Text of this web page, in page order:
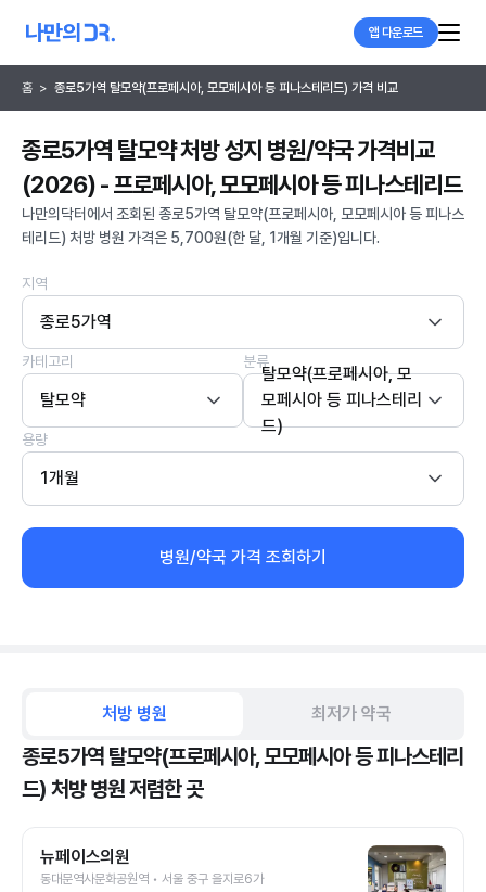
앱 다운로드
홈 > 종로5가역 탈모약(프로페시아, 모모페시아 등 피나스테리드) 가격 비교
종로5가역 탈모약 처방 성지 병원/약국 가격비교
(2026) - 프로페시아, 모모페시아 등 피나스테리드
나만의닥터에서 조회된 종로5가역 탈모약(프로페시아, 모모페시아 등 피나스
테리드) 처방 병원 가격은 5,700원(한 달, 1개월 기준)입니다.
지역
종로5가역
카테고리
탈모약
분류
탈모약(프로페시아, 모
모페시아 등 피나스테리
드)
용량
1개월
병원/약국 가격 조회하기
처방 병원 최저가 약국
종로5가역 탈모약(프로페시아, 모모페시아 등 피나스테리
드) 처방 병원 저렴한 곳
뉴페이스의원
동대문역사문화공원역 • 서울 중구 을지로6가